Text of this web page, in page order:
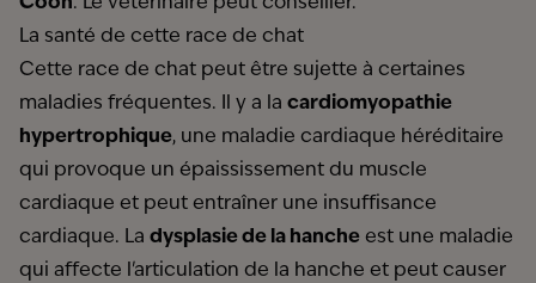
Coon. Le vétérinaire peut conseiller.
La santé de cette race de chat
Cette race de chat peut être sujette à certaines
maladies fréquentes. Il y a la cardiomyopathie
hypertrophique, une maladie cardiaque héréditaire
qui provoque un épaississement du muscle
cardiaque et peut entraîner une insuffisance
cardiaque. La dysplasie de la hanche est une maladie
qui affecte l'articulation de la hanche et peut causer